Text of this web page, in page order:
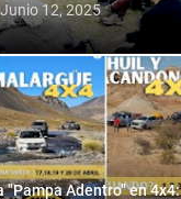
Junio 12, 2025
"Pampa Adentro" en 4x4: